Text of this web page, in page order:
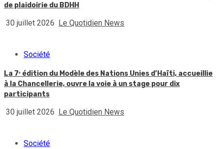
de plaidoirie du BDHH
30 juillet 2026 Le Quotidien News
Société
La 7ᵉ édition du Modèle des Nations Unies d’Haïti, accueillie
à la Chancellerie, ouvre la voie à un stage pour dix
participants
30 juillet 2026 Le Quotidien News
Société